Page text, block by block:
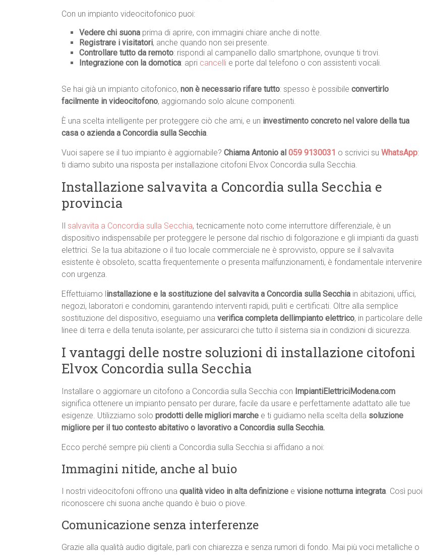
Con un impianto videocitofonico puoi:
Vedere chi suona prima di aprire, con immagini chiare anche di notte.
Registrare i visitatori, anche quando non sei presente.
Controllare tutto da remoto: rispondi al campanello dallo smartphone, ovunque ti trovi.
Integrazione con la domotica: apri cancelli e porte dal telefono o con assistenti vocali.
Se hai già un impianto citofonico, non è necessario rifare tutto: spesso è possibile convertirlo
facilmente in videocitofono, aggiornando solo alcune componenti.
È una scelta intelligente per proteggere ciò che ami, e un investimento concreto nel valore della tua
casa o azienda a Concordia sulla Secchia.
Vuoi sapere se il tuo impianto è aggiornabile? Chiama Antonio al 059 9130031 o scrivici su WhatsApp:
ti diamo subito una risposta per installazione citofoni Elvox Concordia sulla Secchia.
Installazione salvavita a Concordia sulla Secchia e
provincia
salvavita a Concordia sulla Secchia, tecnicamente noto come interruttore differenziale, è un
dispositivo indispensabile per proteggere le persone dal rischio di folgorazione e gli impianti da guasti
elettrici. Se la tua abitazione o il tuo locale commerciale ne è sprovvisto, oppure se il salvavita
esistente è obsoleto, scatta frequentemente o presenta malfunzionamenti, è fondamentale intervenire
con urgenza.
Effettuiamo l installazione e la sostituzione del salvavita a Concordia sulla Secchia in abitazioni, uffici,
negozi, laboratori e condomini, garantendo interventi rapidi, puliti e certificati. Oltre alla semplice
sostituzione del dispositivo, eseguiamo una verifica completa dellimpianto elettrico, in particolare delle
linee di terra e della tenuta isolante, per assicurarci che tutto il sistema sia in condizioni di sicurezza.
I vantaggi delle nostre soluzioni di installazione citofoni
Elvox Concordia sulla Secchia
Installare o aggiornare un citofono a Concordia sulla Secchia con ImpiantiElettriciModena.com
significa ottenere un impianto pensato per durare, facile da usare e perfettamente adattato alle tue
esigenze. Utilizziamo solo prodotti delle migliori marche e ti guidiamo nella scelta della soluzione
migliore per il tuo contesto abitativo o lavorativo a Concordia sulla Secchia.
Ecco perché sempre più clienti a Concordia sulla Secchia si affidano a noi:
Immagini nitide, anche al buio
I nostri videocitofoni offrono una qualità video in alta definizione e visione notturna integrata. Così puoi
riconoscere chi suona anche quando è buio o piove.
Comunicazione senza interferenze
Grazie alla qualità audio digitale, parli con chiarezza e senza rumori di fondo. Mai più voci metalliche o